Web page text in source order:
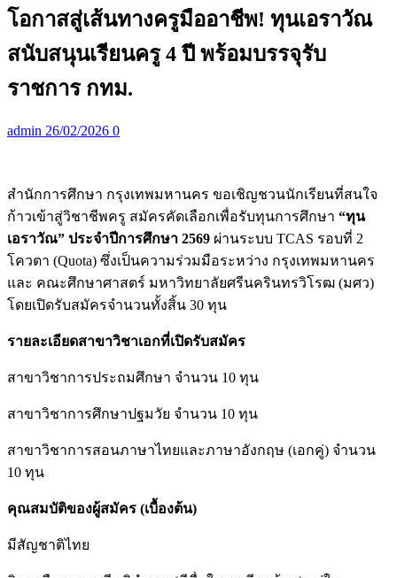
โอกาสสู่เส้นทางครูมืออาชีพ! ทุนเอราวัณ
สนับสนุนเรียนครู 4 ปี พร้อมบรรจุรับ
ราชการ กทม.
admin 26/02/2026 0
สำนักการศึกษา กรุงเทพมหานคร ขอเชิญชวนนักเรียนที่สนใจ
ก้าวเข้าสู่วิชาชีพครู สมัครคัดเลือกเพื่อรับทุนการศึกษา “ทุน
เอราวัณ” ประจำปีการศึกษา 2569 ผ่านระบบ TCAS รอบที่ 2
โควตา (Quota) ซึ่งเป็นความร่วมมือระหว่าง กรุงเทพมหานคร
และ คณะศึกษาศาสตร์ มหาวิทยาลัยศรีนครินทรวิโรฒ (มศว)
โดยเปิดรับสมัครจำนวนทั้งสิ้น 30 ทุน
รายละเอียดสาขาวิชาเอกที่เปิดรับสมัคร
สาขาวิชาการประถมศึกษา จำนวน 10 ทุน
สาขาวิชาการศึกษาปฐมวัย จำนวน 10 ทุน
สาขาวิชาการสอนภาษาไทยและภาษาอังกฤษ (เอกคู่) จำนวน
10 ทุน
คุณสมบัติของผู้สมัคร (เบื้องต้น)
มีสัญชาติไทย